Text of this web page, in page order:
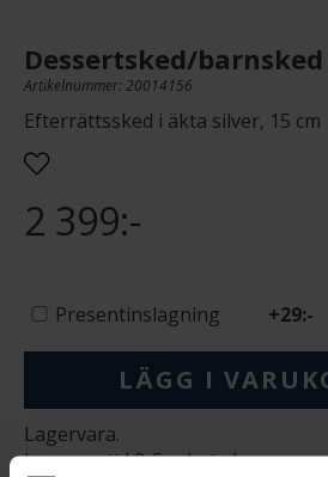
Dessertsked/
Artikelnummer: 20014156
Efterrättssked i äkta silver, 15 cm
2 399:-
Presentinslagning +29:-
LÄGG I
Lagervara.
Leveranstid 2-5 arbetsdagar.